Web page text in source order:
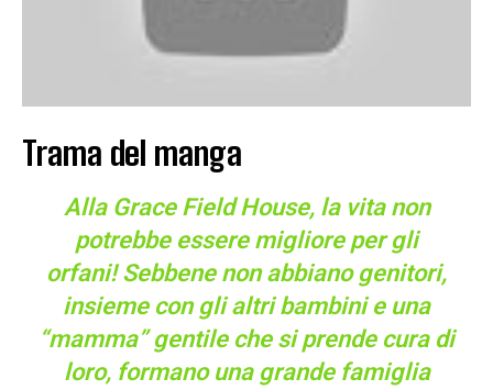
Trama del manga
Alla Grace Field House, la vita non
potrebbe essere migliore per gli
orfani! Sebbene non abbiano genitori,
insieme con gli altri bambini e una
“mamma” gentile che si prende cura di
loro, formano una grande famiglia